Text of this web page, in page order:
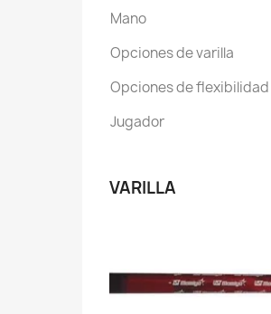
Mano
Opciones de varilla
Opciones de flexibilidad
Jugador
VARILLA